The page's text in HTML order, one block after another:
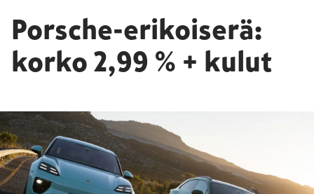
Porsche-erikoiserä:
korko 2,99 % + kulut